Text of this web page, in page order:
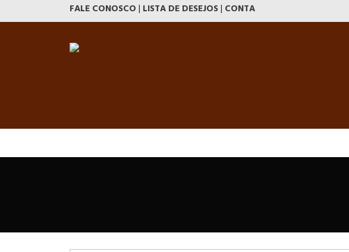
FALE CONOSCO | LISTA DE DESEJOS| CONTA